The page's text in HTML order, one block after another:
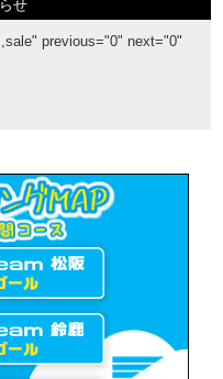
せ
previous="0" next="0"